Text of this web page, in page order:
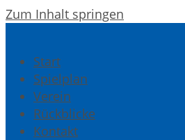
Zum Inhalt springen
Start
Spielplan
Verein
Rückblicke
Kontakt